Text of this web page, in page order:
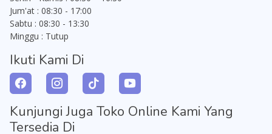
Jum'at : 08:30 - 17:00
Sabtu : 08:30 - 13:30
Minggu : Tutup
Ikuti Kami Di
Kunjungi Juga Toko Online Kami Yang
Tersedia Di